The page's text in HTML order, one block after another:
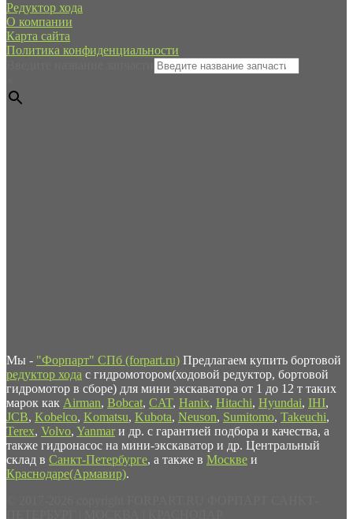
Редуктор хода
О компании
Карта сайта
Политика конфиденциальности
Мы - "Форпарт" СПб (forpart.ru) Предлагаем купить бортовой
редуктор хода с гидромотором(ходовой редуктор, бортовой
гидромотор в сборе) для мини экскаватора от 1 до 12 т таких
марок как Airman, Bobcat, CAT, Hanix, Hitachi, Hyundai, IHI,
JCB, Kobelco, Komatsu, Kubota, Neuson, Sumitomo, Takeuchi,
Terex, Volvo, Yanmar и др. с гарантией подбора и качества, а
также гидронасос на мини-экскаватор и др. Центральный
склад в Санкт-Петербурге, а также в Москве и
Краснодаре(Армавир).